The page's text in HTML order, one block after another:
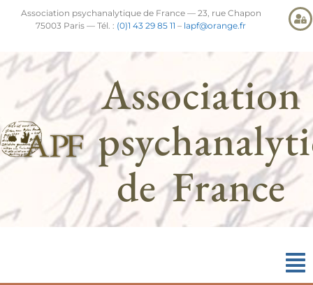
Association psychanalytique de France — 23, rue Chapon
75003 Paris — Tél. : (0)1 43 29 85 11 – lapf@orange.fr
Association
de France